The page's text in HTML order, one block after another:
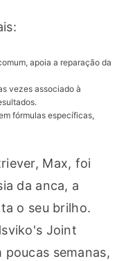
apoia a reparação da
vezes associado à
fórmulas específicas,
Max, foi
da anca, a
o seu brilho.
Joint
semanas,